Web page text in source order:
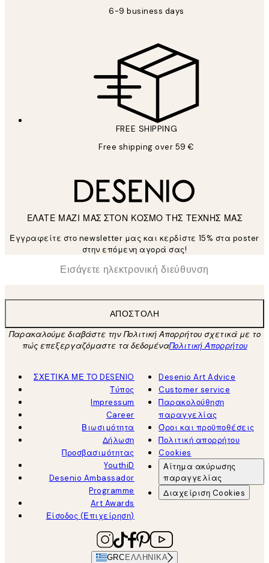
6-9 business days
FREE SHIPPING
Free shipping over 59 €
ΕΛΑΤΕ ΜΑΖΙ ΜΑΣ ΣΤΟΝ ΚΟΣΜΟ ΤΗΣ ΤΕΧΝΗΣ ΜΑΣ
Εγγραφείτε στο newsletter μας και κερδίστε 15% στα poster
στην επόμενη αγορά σας!
Ηλεκτρονική Διεύθυνση
ΑΠΟΣΤΟΛΉ
Παρακαλούμε διαβάστε την Πολιτική Απορρήτου σχετικά με το
πώς επεξεργαζόμαστε τα δεδομέναΠολιτική Απορρήτου
ΣΧΕΤΙΚΑ ΜΕ ΤΟ DESENIO
Τύπος
Impressum
Career
Βιωσιμότητα
Δήλωση
Προσβασιμότητας
YouthiD
Desenio Ambassador
Programme
Art Awards
Είσοδος (Επιχείρηση)
Desenio Art Advice
Customer service
Παρακολούθηση
παραγγελίας
Όροι και προϋποθέσεις
Πολιτική απορρήτου
Cookies
Αίτημα ακύρωσης
παραγγελίας
Διαχείριση Cookies
GRC ΕΛΛΗΝΙΚΆ